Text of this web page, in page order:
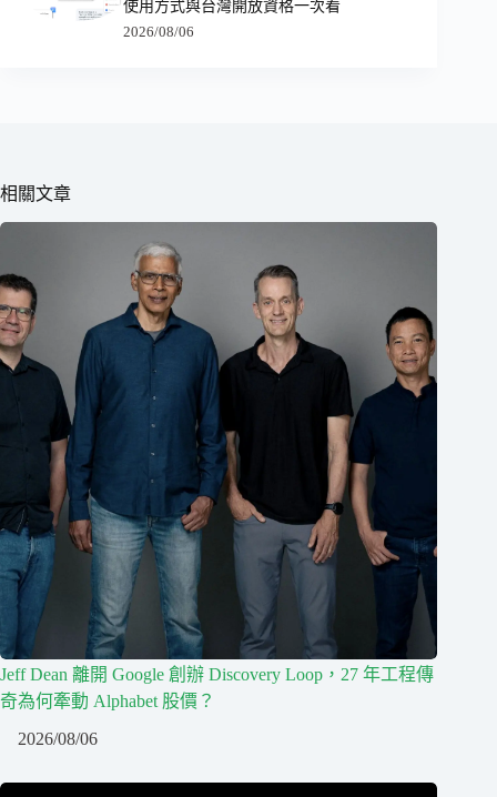
使用方式與台灣開放資格一次看
2026/08/06
相關文章
Jeff Dean 離開 Google 創辦 Discovery Loop，27 年工程傳
奇為何牽動 Alphabet 股價？
2026/08/06